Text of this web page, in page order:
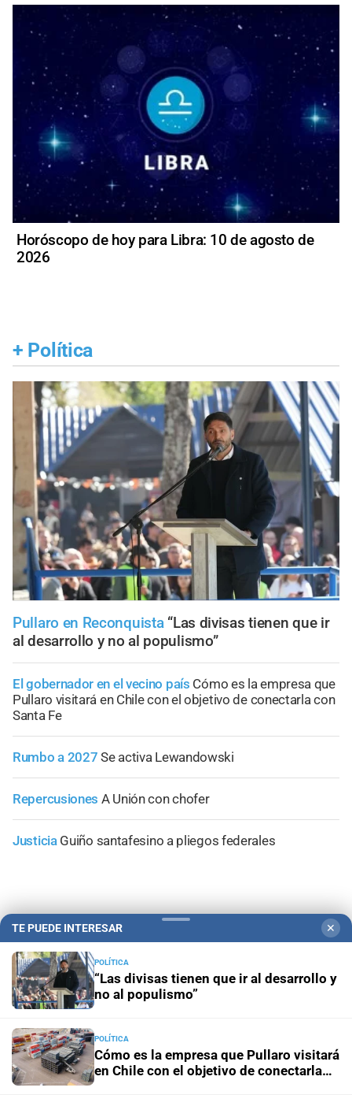
Horóscopo de hoy para Libra: 10 de agosto de
2026
+ Política
Pullaro en Reconquista “Las divisas tienen que ir
al desarrollo y no al populismo”
El gobernador en el vecino país Cómo es la empresa que
Pullaro visitará en Chile con el objetivo de conectarla con
Santa Fe
Rumbo a 2027 Se activa Lewandowski
Repercusiones A Unión con chofer
Justicia Guiño santafesino a pliegos federales
+Área Metropolitana
TE PUEDE INTERESAR ✕
POLÍTICA
“Las divisas tienen que ir al desarrollo y
no al populismo”
POLÍTICA
Cómo es la empresa que Pullaro visitará
en Chile con el objetivo de conectarla